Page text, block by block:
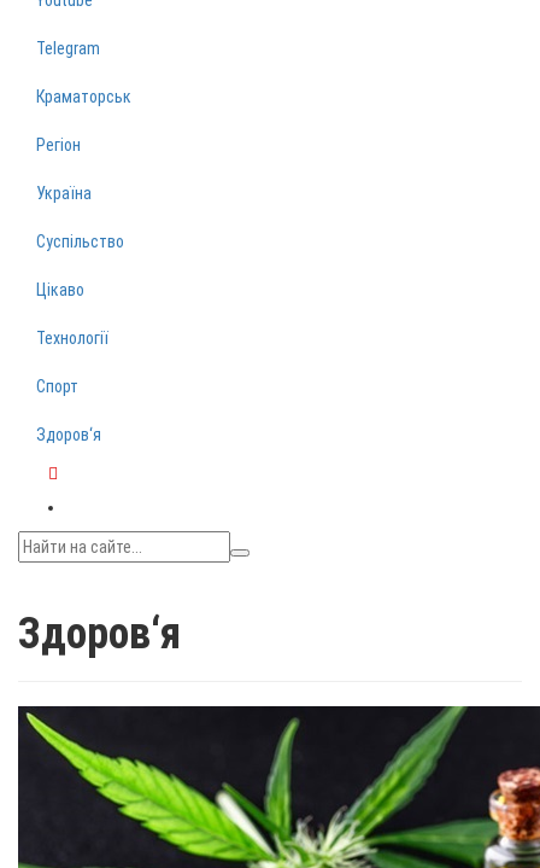
Telegram
Краматорськ
Регіон
Україна
Суспільство
Цікаво
Технології
Спорт
Здоров‘я
Здоров‘я